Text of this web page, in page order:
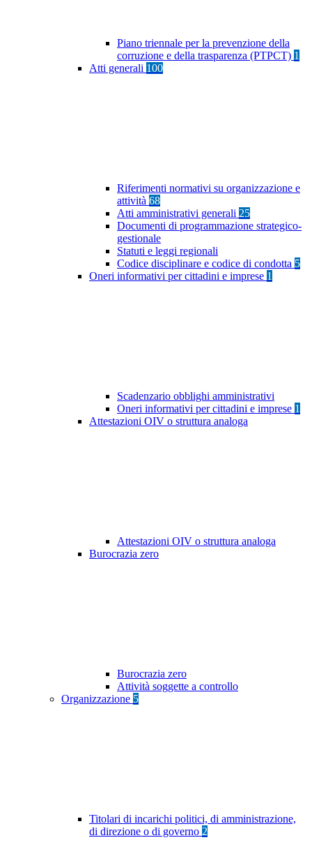
Piano triennale per la prevenzione della
corruzione e della trasparenza (PTPCT) 1
Atti generali 100
Riferimenti normativi su organizzazione e
attività 68
Atti amministrativi generali 25
Documenti di programmazione strategico-
gestionale
Statuti e leggi regionali
Codice disciplinare e codice di condotta 5
Oneri informativi per cittadini e imprese 1
Scadenzario obblighi amministrativi
Oneri informativi per cittadini e imprese 1
Attestazioni OIV o struttura analoga
Attestazioni OIV o struttura analoga
Burocrazia zero
Burocrazia zero
Attività soggette a controllo
Organizzazione 5
Titolari di incarichi politici, di amministrazione,
di direzione o di governo 2